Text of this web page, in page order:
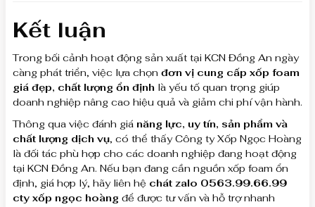
Kết luận
Trong bối cảnh hoạt động sản xuất tại KCN Đồng An ngày
càng phát triển, việc lựa chọn đơn vị cung cấp xốp foam
giá đẹp, chất lượng ổn định là yếu tố quan trọng giúp
doanh nghiệp nâng cao hiệu quả và giảm chi phí vận hành.
Thông qua việc đánh giá năng lực, uy tín, sản phẩm và
chất lượng dịch vụ, có thể thấy Công ty Xốp Ngọc Hoàng
là đối tác phù hợp cho các doanh nghiệp đang hoạt động
tại KCN Đồng An. Nếu bạn đang cần nguồn xốp foam ổn
định, giá hợp lý, hãy liên hệ chát zalo 0563.99.66.99
cty xốp ngọc hoàng để được tư vấn và hỗ trợ nhanh